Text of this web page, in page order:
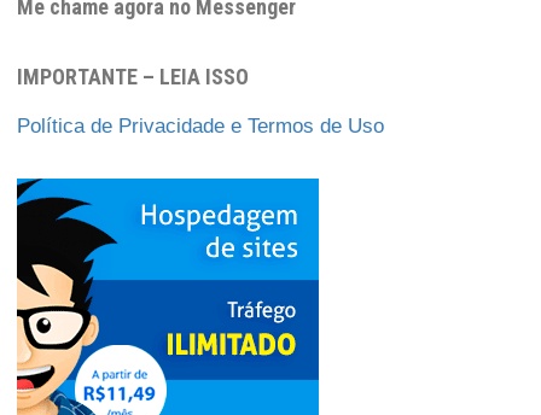
Me chame agora no Messenger
IMPORTANTE – LEIA ISSO
Política de Privacidade e Termos de Uso